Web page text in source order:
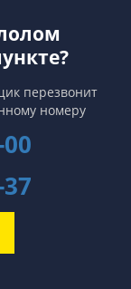
перезвонит
номеру